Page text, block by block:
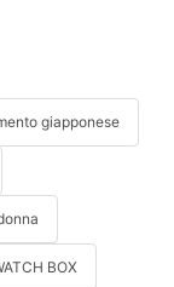
giapponese
BOX